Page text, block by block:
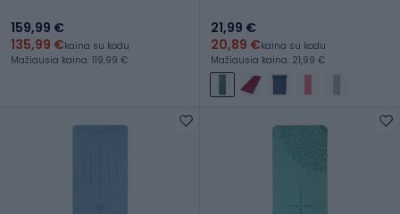
159,99 €
135,99 €kaina su kodu
Mažiausia kaina: 119,99 €
21,99 €
20,89 €kaina su kodu
Mažiausia kaina: 21,99 €